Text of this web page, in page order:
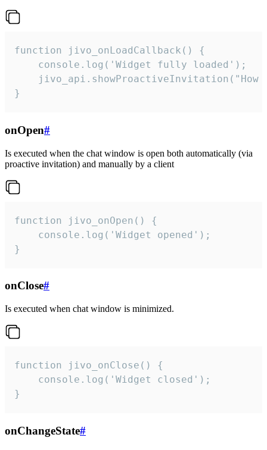
function jivo_onLoadCallback() {
    console.log('Widget fully loaded');
jivo_api.showProactiveInvitation("How
}
onOpen#
Is executed when the chat window is open both automatically (via
proactive invitation) and manually by a client
function jivo_onOpen() {
    console.log('Widget opened');
}
onClose#
Is executed when chat window is minimized.
function jivo_onClose() {
    console.log('Widget closed');
}
onChangeState#